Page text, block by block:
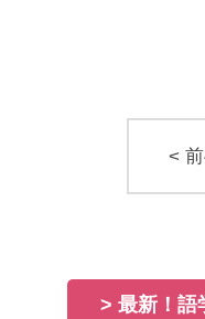
<
> 最新！語